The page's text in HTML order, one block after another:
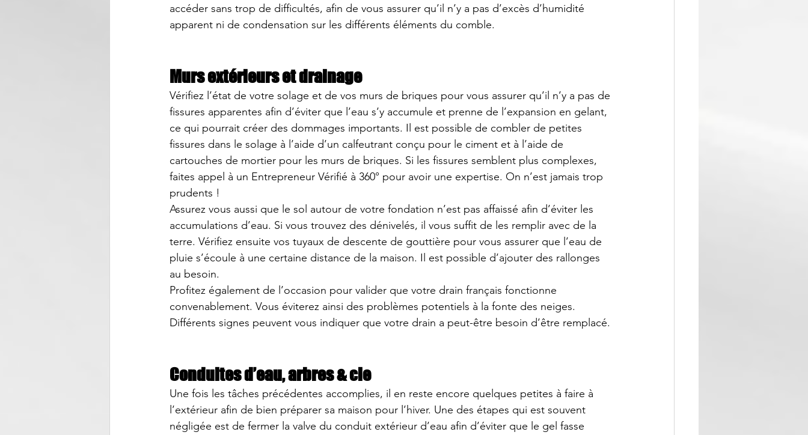
accéder sans trop de difficultés, afin de vous assurer qu’il n’y a pas d’excès d’humidité
apparent ni de condensation sur les différents éléments du comble.
Murs extérieurs et drainage
Vérifiez l’état de votre solage et de vos murs de briques pour vous assurer qu’il n’y a pas de
fissures apparentes afin d’éviter que l’eau s’y accumule et prenne de l’expansion en gelant,
ce qui pourrait créer des dommages importants. Il est possible de combler de petites
fissures dans le solage à l’aide d’un calfeutrant conçu pour le ciment et à l’aide de
cartouches de mortier pour les murs de briques. Si les fissures semblent plus complexes,
faites appel à un Entrepreneur Vérifié à 360° pour avoir une expertise. On n’est jamais trop
prudents !
Assurez vous aussi que le sol autour de votre fondation n’est pas affaissé afin d’éviter les
accumulations d’eau. Si vous trouvez des dénivelés, il vous suffit de les remplir avec de la
terre. Vérifiez ensuite vos tuyaux de descente de gouttière pour vous assurer que l’eau de
pluie s’écoule à une certaine distance de la maison. Il est possible d’ajouter des rallonges
au besoin.
Profitez également de l’occasion pour valider que votre drain français fonctionne
convenablement. Vous éviterez ainsi des problèmes potentiels à la fonte des neiges.
Différents signes peuvent vous indiquer que votre drain a peut-être besoin d’être remplacé.
Conduites d’eau, arbres & cie
Une fois les tâches précédentes accomplies, il en reste encore quelques petites à faire à
l’extérieur afin de bien préparer sa maison pour l’hiver. Une des étapes qui est souvent
négligée est de fermer la valve du conduit extérieur d’eau afin d’éviter que le gel fasse